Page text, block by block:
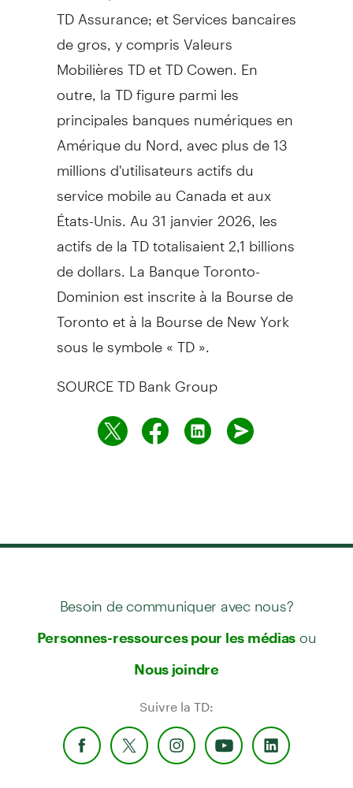
TD Assurance; et Services bancaires
de gros, y compris Valeurs
Mobilières TD et TD Cowen. En
outre, la TD figure parmi les
principales banques numériques en
Amérique du Nord, avec plus de 13
millions d'utilisateurs actifs du
service mobile au Canadaet aux
États-Unis. Au 31 janvier 2026, les
actifs de la TD totalisaient 2,1 billions
de dollars. La Banque Toronto-
Dominion est inscrite à la Bourse de
Torontoet à la Bourse deNew York
sous le symbole « TD ».
SOURCE TD Bank Group
Besoin de communiquer avec nous?
Personnes-ressources pour les médias ou
Nous joindre
Suivre la TD: